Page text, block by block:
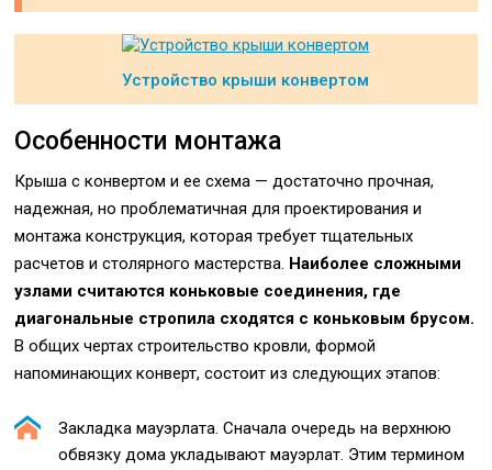
Устройство крыши конвертом
Особенности монтажа
Крыша с конвертом и ее схема — достаточно прочная,
надежная, но проблематичная для проектирования и
монтажа конструкция, которая требует тщательных
расчетов и столярного мастерства. Наиболее сложными
узлами считаются коньковые соединения, где
диагональные стропила сходятся с коньковым брусом.
В общих чертах строительство кровли, формой
напоминающих конверт, состоит из следующих этапов:
Закладка мауэрлата. Сначала очередь на верхнюю
обвязку дома укладывают мауэрлат. Этим термином